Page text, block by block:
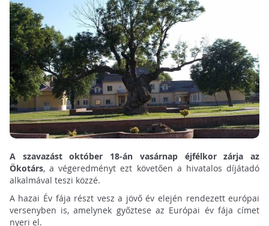
A szavazást október 18-án vasárnap éjfélkor zárja az
Ökotárs, a végeredményt ezt követően a hivatalos díjátadó
alkalmával teszi közzé.
A hazai Év fája részt vesz a jövő év elején rendezett európai
versenyben is, amelynek győztese az Európai év fája címet
nyeri el.